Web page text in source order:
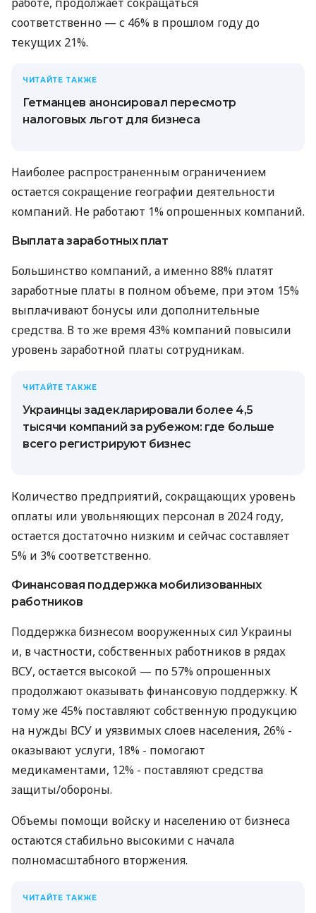
соответственно — с 46% в прошлом году до
текущих 21%.
ЧИТАЙТЕ ТАКЖЕ
Гетманцев анонсировал пересмотр
налоговых льгот для бизнеса
Наиболее распространенным ограничением
остается сокращение географии деятельности
компаний. Не работают 1% опрошенных компаний.
Выплата заработных плат
Большинство компаний, а именно 88% платят
заработные платы в полном объеме, при этом 15%
выплачивают бонусы или дополнительные
средства. В то же время 43% компаний повысили
уровень заработной платы сотрудникам.
ЧИТАЙТЕ ТАКЖЕ
Украинцы задекларировали более 4,5
тысячи компаний за рубежом: где больше
всего регистрируют бизнес
Количество предприятий, сокращающих уровень
оплаты или увольняющих персонал в 2024 году,
остается достаточно низким и сейчас составляет
5% и 3% соответственно.
Финансовая поддержка мобилизованных
работников
Поддержка бизнесом вооруженных сил Украины
и, в частности, собственных работников в рядах
ВСУ, остается высокой — по 57% опрошенных
продолжают оказывать финансовую поддержку. К
тому же 45% поставляют собственную продукцию
на нужды ВСУ и уязвимых слоев населения, 26% -
оказывают услуги, 18% - помогают
медикаментами, 12% - поставляют средства
защиты/обороны.
Объемы помощи войску и населению от бизнеса
остаются стабильно высокими с начала
полномасштабного вторжения.
ЧИТАЙТЕ ТАКЖЕ